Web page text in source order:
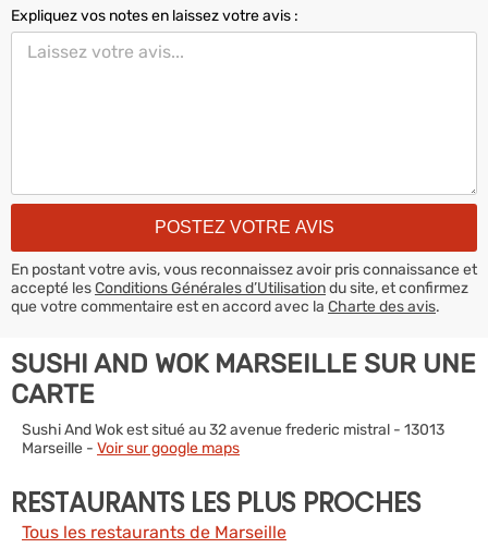
Expliquez vos notes en laissez votre avis :
En postant votre avis, vous reconnaissez avoir pris connaissance et
accepté lesConditions Générales d’Utilisationdu site, et confirmez
que votre commentaire est en accord avec la Charte des avis.
SUSHI AND WOK MARSEILLE SUR UNE
CARTE
Sushi And Wok est situé au 32 avenue frederic mistral - 13013
Marseille - Voir sur google maps
RESTAURANTS LES PLUS PROCHES
Tous les restaurants de Marseille